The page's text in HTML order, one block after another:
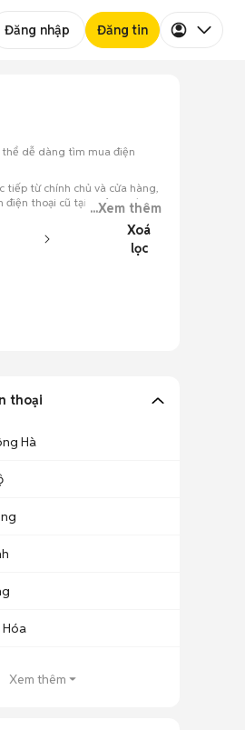
Đăng nhập Đăng tin
thể dễ dàng tìm mua điện
tiếp từ chính chủ và cửa hàng,
điện thoại cũ tại Quảng Trị
...Xem thêm
Xoá
lọc
Game
Góp
thoại
Hà
Hóa
Xem thêm